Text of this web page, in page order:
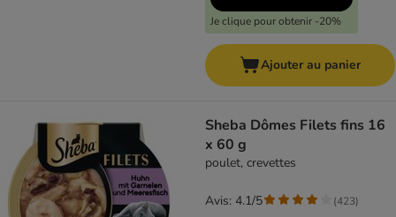
Je clique pour obtenir -20%
Ajouter au panier
Sheba Dômes Filets fins 16
x 60 g
poulet, crevettes
Avis: 4.1/5 (423)